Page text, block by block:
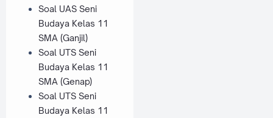
Soal UAS Seni
Budaya Kelas 11
SMA (Ganjil)
Soal UTS Seni
Budaya Kelas 11
SMA (Genap)
Soal UTS Seni
Budaya Kelas 11